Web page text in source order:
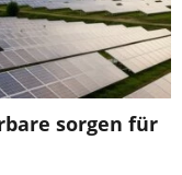
sorgen für